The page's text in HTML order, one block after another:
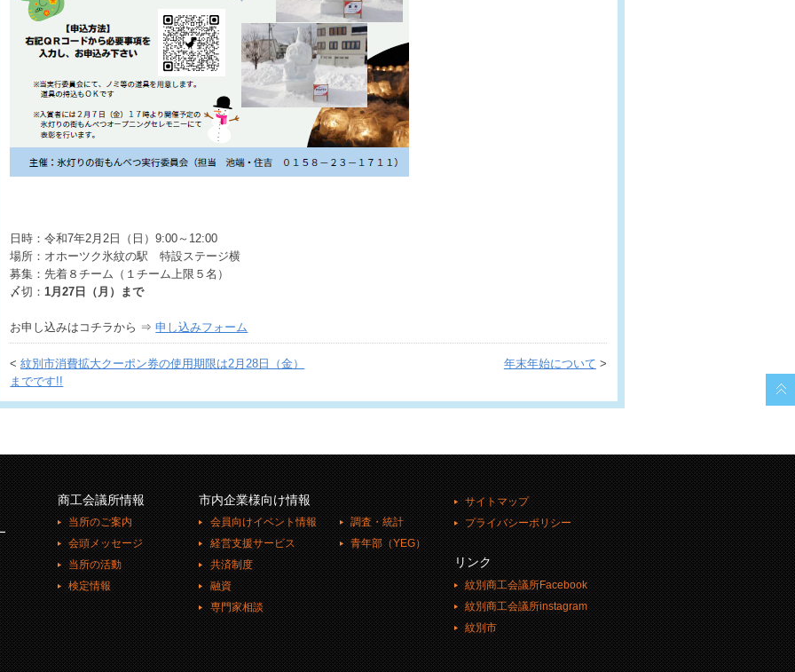
日時：令和7年2月2日（日）9:00～12:00
場所：オホーツク氷紋の駅 特設ステージ横
募集：先着８チーム（１チーム上限５名）
〆切： 1月27日（月）まで
お申し込みはコチラから ⇒申し込みフォーム
<紋別市消費拡大クーポン券の使用期限は2月28日（金）
までです!!
年末年始について >
商工会議所情報
当所のご案内
会頭メッセージ
当所の活動
検定情報
市内企業様向け情報
会員向けイベント情報
経営支援サービス
共済制度
融資
専門家相談
調査・統計
青年部（YEG）
サイトマップ
プライバシーポリシー
リンク
紋別商工会議所Facebook
紋別商工会議所instagram
紋別市